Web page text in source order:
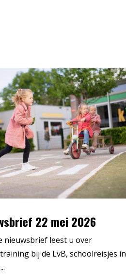
22 mei 2026
nieuwsbrief leest u over
bij de LvB, schoolreisjes in